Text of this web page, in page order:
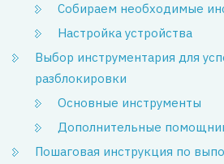
Собираем необходимые
Настройка устройства
Выбор инструментария для
разблокировки
Основные инструменты
Дополнительные
Пошаговая инструкция по